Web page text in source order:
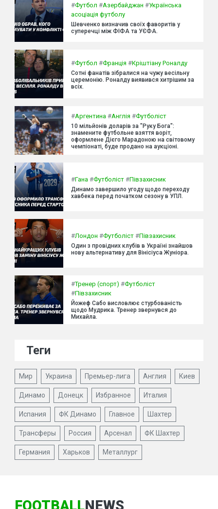
#Футбол #Азербайджан #Українська
асоціація футболу
Шевченко визначив своїх фаворитів у
суперечці між ФІФА та УЄФА.
#Футбол #Франція #Кріштіану Роналду
Сотні фанатів зібралися на чужу весільну
церемонію. Роналду виявився хитрішим за
всіх.
#Аргентина #Англія #Футболіст
10 мільйонів доларів за "Руку Бога":
знамените футбольне взяття воріт,
оформлене Дієго Марадоною на світовому
чемпіонаті, буде продано на аукціоні.
#Гана #Футболіст #Півзахисник
Динамо завершило угоду щодо переходу
хавбека перед початком сезону в УПЛ.
#Лондон #Футболіст #Півзахисник
Один з провідних клубів в Україні знайшов
нову альтернативу для Вінісіуса Жуніора.
#Тренер (спорт) #Футболіст
#Півзахисник
Йожеф Сабо висловлює стурбованість
щодо Мудрика. Тренер звернувся до
Михайла.
Теги
Мир Украина Премьер-лига Англия Киев
Динамо Донецк Избранное Италия
Испания ФК Динамо Главное Шахтер
Трансферы Россия Арсенал ФК Шахтер
Германия Харьков Металлург
FOOTBALLNEWS